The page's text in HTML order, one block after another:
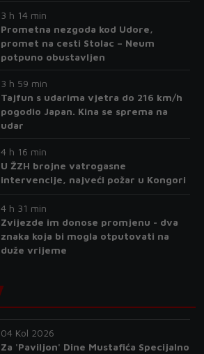
3 h 14 min
Prometna nezgoda kod Udore,
promet na cesti Stolac – Neum
potpuno obustavljen
3 h 59 min
Tajfun s udarima vjetra do 216 km/h
pogodio Japan. Kina se sprema na
udar
4 h 16 min
U ŽZH brojne vatrogasne
intervencije, najveći požar u Kongori
4 h 31 min
Zvijezde im donose promjenu - dva
znaka koja bi mogla otputovati na
duže vrijeme
04 Kol 2026
Za 'Paviljon' Dine Mustafića Specijalno